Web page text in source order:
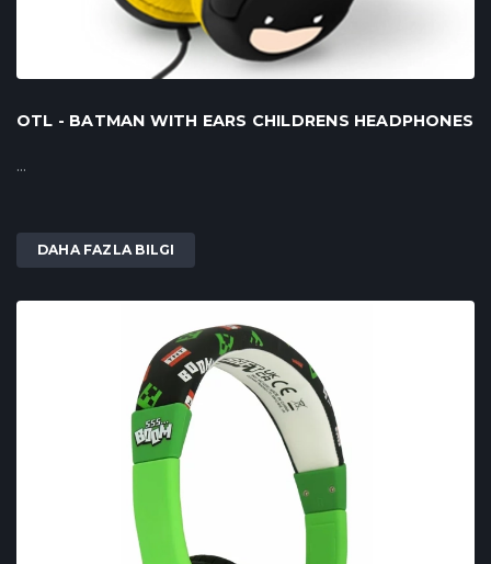
OTL - BATMAN WITH EARS CHILDRENS HEADPHONES
...
DAHA FAZLA BILGI